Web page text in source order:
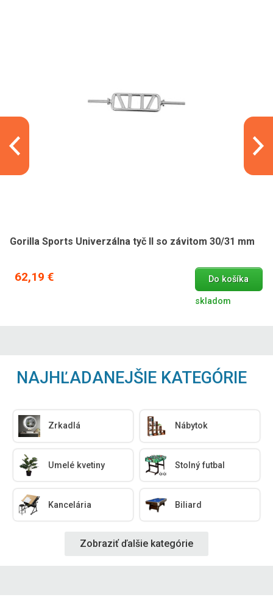
Gorilla Sports Univerzálna tyč II so závitom 30/31 mm
62,19 € Do košíka
skladom
NAJHĽADANEJŠIE KATEGÓRIE
Zrkadlá Nábytok
Umelé kvetiny Stolný futbal
Kancelária Biliard
Zobraziť ďalšie kategórie